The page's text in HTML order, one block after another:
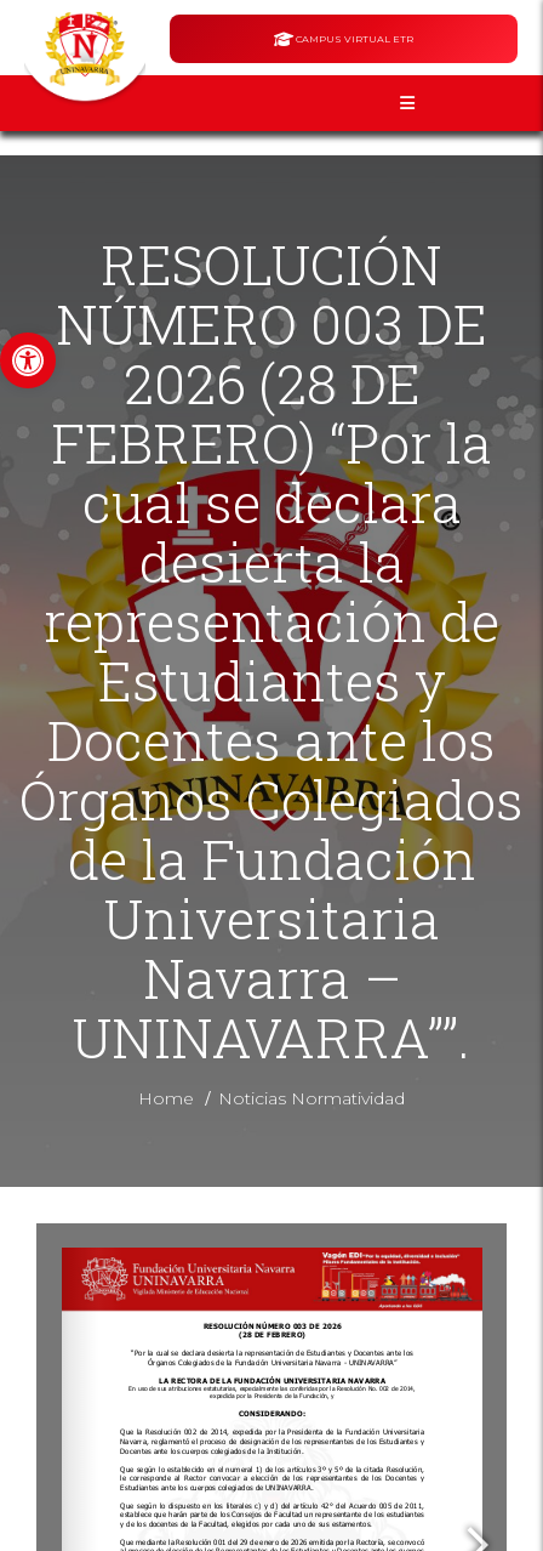
Abrir barra de herramientas
CAMPUS VIRTUAL ETR
RESOLUCIÓN
NÚMERO 003 DE
2026 (28 DE
FEBRERO) “Por la
cual se declara
desierta la
representación de
Estudiantes y
Docentes ante los
Órganos Colegiados
de la Fundación
Universitaria
Navarra –
UNINAVARRA””.
Home / Noticias Normatividad